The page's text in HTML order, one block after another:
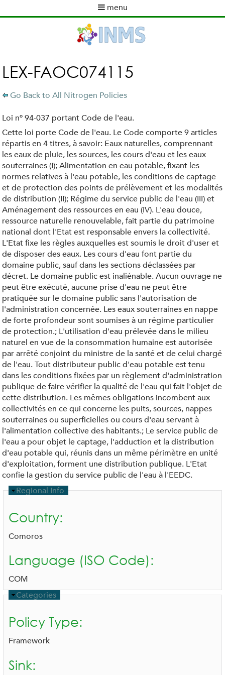
to
content
menu
m
e
u
LEX-FAOC074115
Go Back to All Nitrogen Policies
Loi nº 94-037 portant Code de l'eau.
Cette loi porte Code de l'eau. Le Code comporte 9 articles
répartis en 4 titres, à savoir: Eaux naturelles, comprennant
les eaux de pluie, les sources, les cours d'eau et les eaux
souterraines (I); Alimentation en eau potable, fixant les
normes relatives à l'eau potable, les conditions de captage
et de protection des points de prélèvement et les modalités
de distribution (II); Régime du service public de l'eau (III) et
Aménagement des ressources en eau (IV). L'eau douce,
ressource naturelle renouvelable, fait partie du patrimoine
national dont l'Etat est responsable envers la collectivité.
L'Etat fixe les règles auxquelles est soumis le droit d'user et
de disposer des eaux. Les cours d'eau font partie du
domaine public, sauf dans les sections déclassées par
décret. Le domaine public est inaliénable. Aucun ouvrage ne
peut être exécuté, aucune prise d'eau ne peut être
pratiquée sur le domaine public sans l'autorisation de
l'administration concernée. Les eaux souterraines en nappe
de forte profondeur sont soumises à un régime particulier
de protection.; L'utilisation d'eau prélevée dans le milieu
naturel en vue de la consommation humaine est autorisée
par arrêté conjoint du ministre de la santé et de celui chargé
de l'eau. Tout distributeur public d'eau potable est tenu
dans les conditions fixées par un règlement d'administration
publique de faire vérifier la qualité de l'eau qui fait l'objet de
cette distribution. Les mêmes obligations incombent aux
collectivités en ce qui concerne les puits, sources, nappes
souterraines ou superficielles ou cours d'eau servant à
l'alimentation collective des habitants.; Le service public de
l'eau a pour objet le captage, l'adduction et la distribution
d'eau potable qui, réunis dans un même périmètre en unité
d'exploitation, forment une distribution publique. L'Etat
confie la gestion du service public de l'eau à l'EEDC.
H
e
Regional Info
Country:
Comoros
Language (ISO Code):
COM
H
e
Categories
Policy Type:
Framework
Sink: